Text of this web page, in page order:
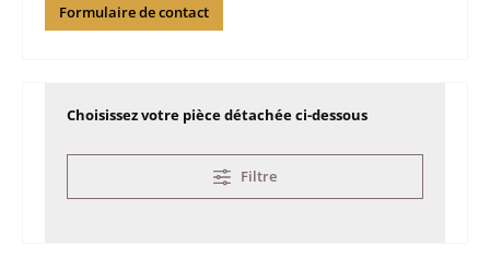
Formulaire de contact
Choisissez votre pièce détachée ci-dessous
Filtre